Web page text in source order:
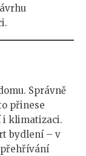
Správně
přinese
i klimatizaci.
bydlení – v